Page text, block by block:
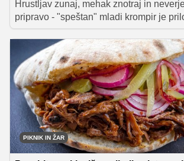
Hrustljav zunaj, mehak znotraj in
pripravo - "speštan" mladi krompir je
kraljevala na piknikih in domačih
poda k jedem z žara, ribam ali
omakam, navduši pa tudi z možnostmi
dodatkov.
PIKNIK IN ŽAR